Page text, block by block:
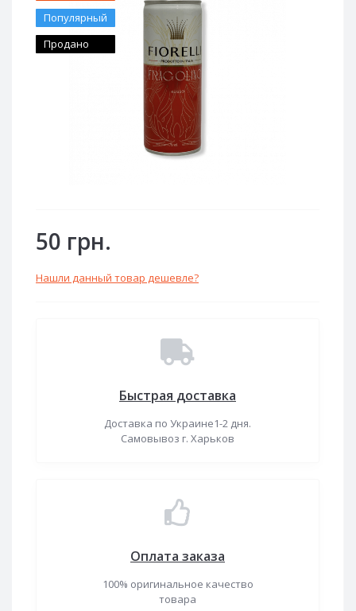
Популярный
Продано
50 грн.
Нашли данный товар дешевле?
Быстрая доставка
Доставка по Украине1-2 дня.
Самовывоз г. Харьков
Оплата заказа
100% оригинальное качество
товара